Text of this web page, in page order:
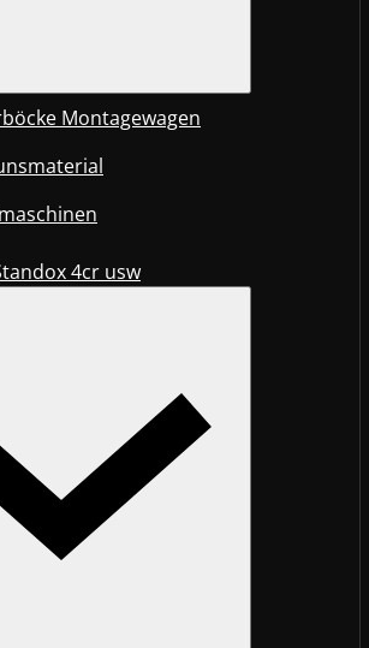
Montagewagen
4cr usw